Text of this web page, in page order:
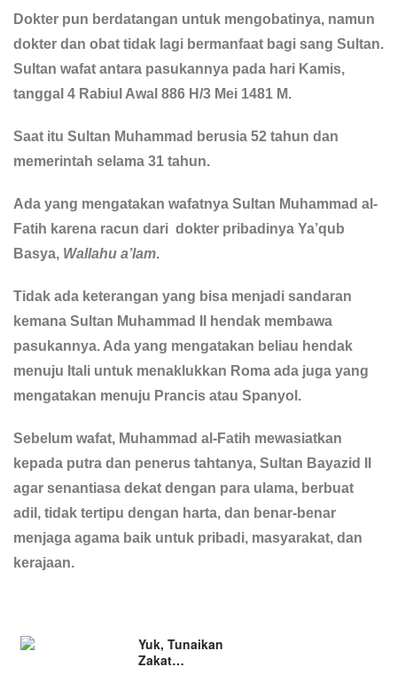
Dokter pun berdatangan untuk mengobatinya, namun
dokter dan obat tidak lagi bermanfaat bagi sang Sultan.
Sultan wafat antara pasukannya pada hari Kamis,
tanggal 4 Rabiul Awal 886 H/3 Mei 1481 M.
Saat itu Sultan Muhammad berusia 52 tahun dan
memerintah selama 31 tahun.
Ada yang mengatakan wafatnya Sultan Muhammad al-
Fatih karena racun dari dokter pribadinya Ya’qub
Basya, Wallahu a’lam.
Tidak ada keterangan yang bisa menjadi sandaran
kemana Sultan Muhammad II hendak membawa
pasukannya. Ada yang mengatakan beliau hendak
menuju Itali untuk menaklukkan Roma ada juga yang
mengatakan menuju Prancis atau Spanyol.
Sebelum wafat, Muhammad al-Fatih mewasiatkan
kepada putra dan penerus tahtanya, Sultan Bayazid II
agar senantiasa dekat dengan para ulama, berbuat
adil, tidak tertipu dengan harta, dan benar-benar
menjaga agama baik untuk pribadi, masyarakat, dan
kerajaan.
Yuk, Tunaikan
Zakat